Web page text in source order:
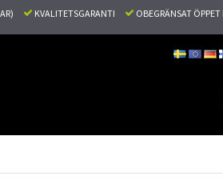
KVALITETSGARANTI OBEGRÄNSAT ÖPPET